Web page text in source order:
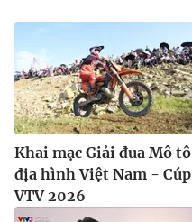
Khai mạc Giải đua Mô tô
địa hình Việt Nam - Cúp
VTV 2026